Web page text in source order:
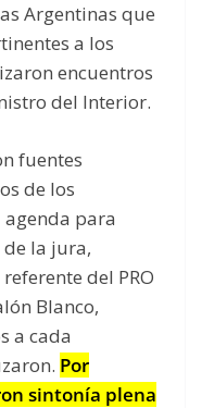
Argentinas que
a los
encuentros
del Interior.
fuentes
de los
para
de la jura,
del PRO
Blanco,
a cada
Por
sintonía plena